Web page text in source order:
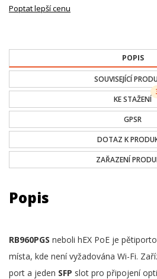
Poptat lepší cenu
POPIS
SOUVISEJÍCÍ
KE STAŽENÍ
GPSR
DOTAZ K
ZAŘAZENÍ
Popis
RB960PGS neboli hEX PoE je
místa, kde není vyžadována Wi-Fi.
port a jeden SFP slot pro připojení